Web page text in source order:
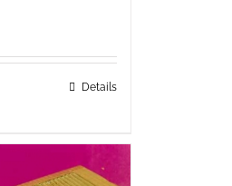
Details